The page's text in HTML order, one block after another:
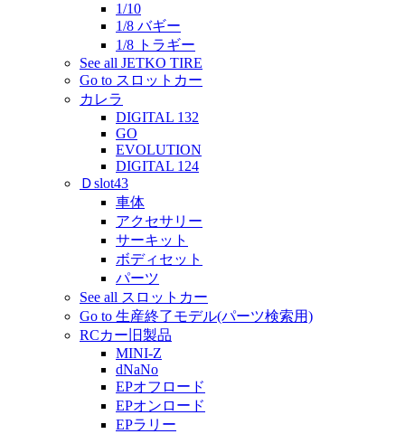
1/10
1/8 バギー
1/8 トラギー
See all JETKO TIRE
Go to スロットカー
カレラ
DIGITAL 132
GO
EVOLUTION
DIGITAL 124
Ｄslot43
車体
アクセサリー
サーキット
ボディセット
パーツ
See all スロットカー
Go to 生産終了モデル(パーツ検索用)
RCカー旧製品
MINI-Z
dNaNo
EPオフロード
EPオンロード
EPラリー